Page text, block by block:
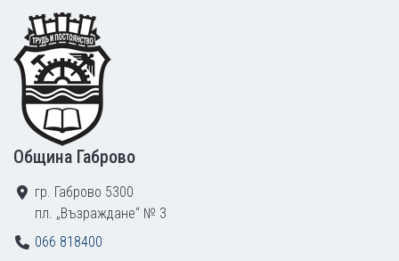
Footer
Община Габрово
гр. Габрово 5300
пл. „Възраждане“ № 3
066 818400